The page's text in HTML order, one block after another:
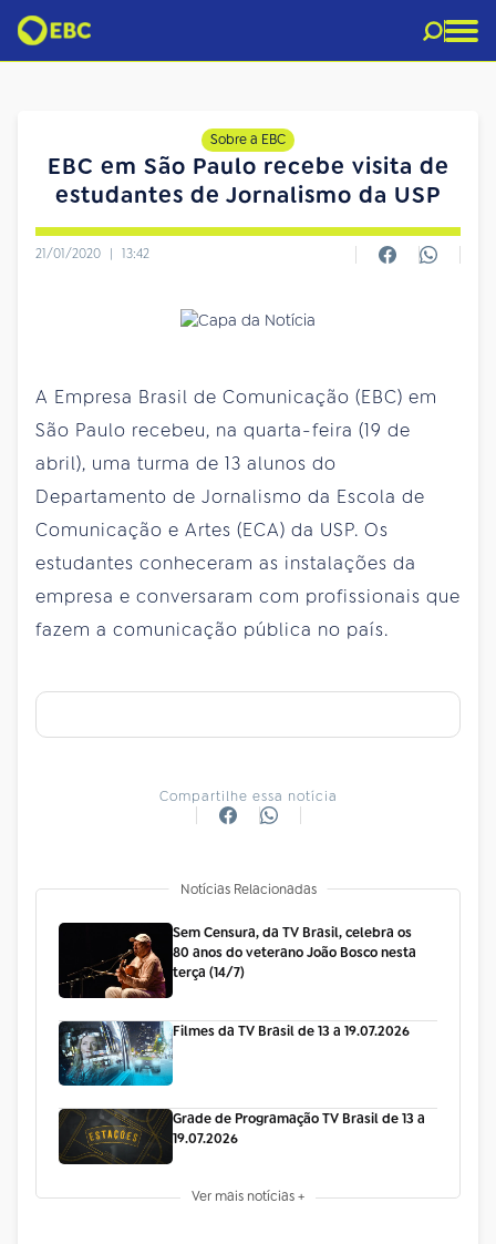
Sobre a EBC
EBC em São Paulo recebe visita de
estudantes de Jornalismo da USP
21/01/2020 | 13:42
A Empresa Brasil de Comunicação (EBC) em
São Paulo recebeu, na quarta-feira (19 de
abril), uma turma de 13 alunos do
Departamento de Jornalismo da Escola de
Comunicação e Artes (ECA) da USP. Os
estudantes conheceram as instalações da
empresa e conversaram com profissionais que
fazem a comunicação pública no país.
Compartilhe essa notícia
Notícias Relacionadas
Sem Censura, da TV Brasil, celebra os
80 anos do veterano João Bosco nesta
terça (14/7)
Filmes da TV Brasil de 13 a 19.07.2026
Grade de Programação TV Brasil de 13 a
19.07.2026
Ver mais notícias +